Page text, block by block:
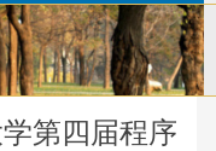
第四届程序